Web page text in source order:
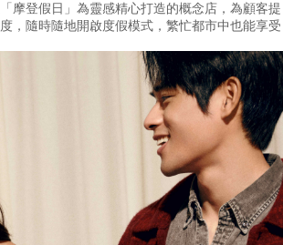
登假日」為靈感精心打造的概念店， 為顧客提
，隨時隨地開啟度假模式， 繁忙都市中也能享受